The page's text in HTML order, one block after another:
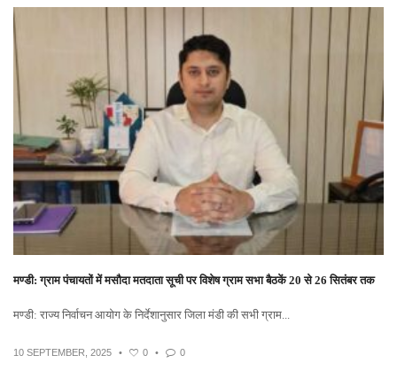
मण्डी: ग्राम पंचायतों में मसौदा मतदाता सूची पर विशेष ग्राम सभा बैठकें 20 से 26 सितंबर तक
मण्डी: राज्य निर्वाचन आयोग के निर्देशानुसार जिला मंडी की सभी ग्राम...
10 SEPTEMBER, 2025 • 0 • 0